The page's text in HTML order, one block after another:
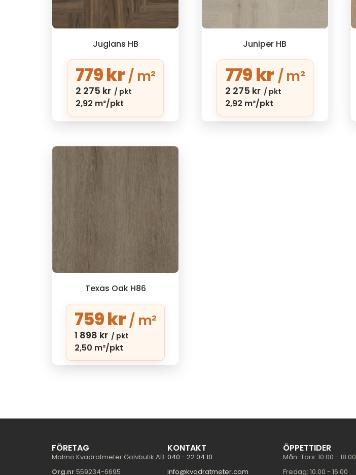
Juglans HB
779kr / m²
2 275 kr / pkt
2,92 m²/pkt
Juniper HB
779kr / m²
2 275 kr / pkt
2,92 m²/pkt
Texas Oak H86
759kr / m²
1 898 kr / pkt
2,50 m²/pkt
FÖRETAG
Malmö Kvadratmeter Golvbutik AB
Org.nr 559234-6695
KONTAKT
040 - 22 04 10
info@kvadratmeter.com
ÖPPETTIDER
Mån-Tors: 10.00 - 18.00
Fredag: 10.00 - 16.00